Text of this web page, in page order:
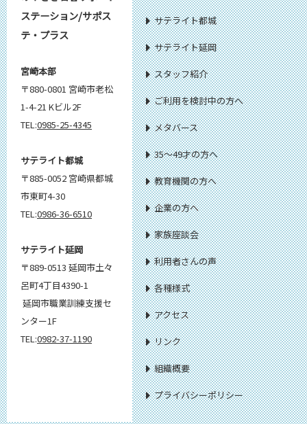
ステーション/サポス
テ・プラス
宮崎本部
〒880-0801 宮崎市老松
1-4-21 Kビル2F
TEL:0985-25-4345
サテライト都城
〒885-0052 宮崎県都城
市東町4-30
TEL:0986-36-6510
サテライト延岡
〒889-0513 延岡市土々
呂町4丁目4390-1
延岡市職業訓練支援セ
ンター1F
TEL:0982-37-1190
サテライト都城
サテライト延岡
スタッフ紹介
ご利用を検討中の方へ
メタバース
35～49才の方へ
教育機関の方へ
企業の方へ
家族座談会
利用者さんの声
各種様式
アクセス
リンク
組織概要
プライバシーポリシー